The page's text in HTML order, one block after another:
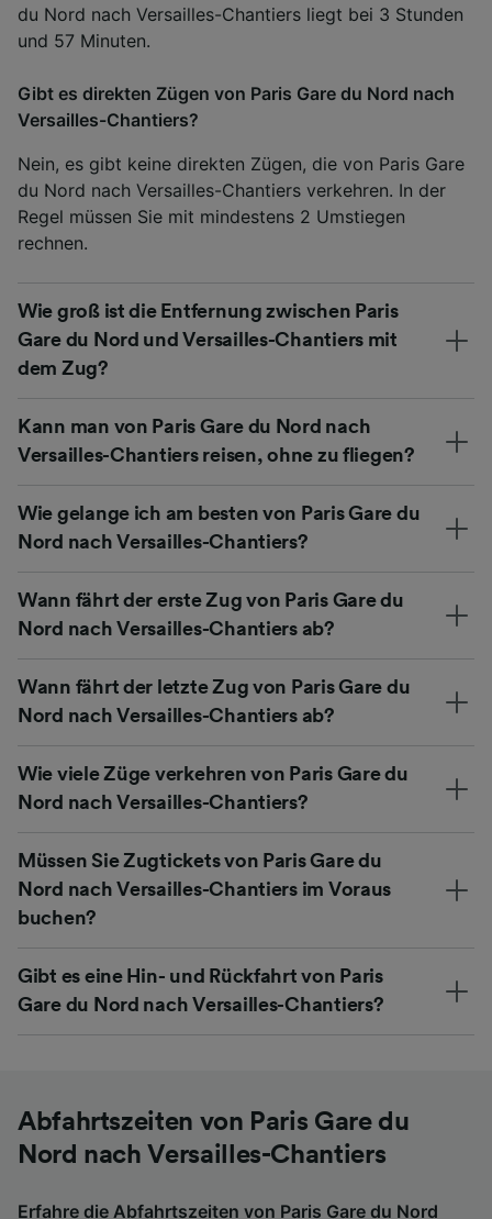
du Nord nach Versailles-Chantiers liegt bei 3 Stunden
und 57 Minuten.
Gibt es direkten Zügen von Paris Gare du Nord nach
Versailles-Chantiers?
Nein, es gibt keine direkten Zügen, die von Paris Gare
du Nord nach Versailles-Chantiers verkehren. In der
Regel müssen Sie mit mindestens 2 Umstiegen
rechnen.
Wie groß ist die Entfernung zwischen Paris
Gare du Nord und Versailles-Chantiers mit
dem Zug?
Kann man von Paris Gare du Nord nach
Versailles-Chantiers reisen, ohne zu fliegen?
Wie gelange ich am besten von Paris Gare du
Nord nach Versailles-Chantiers?
Wann fährt der erste Zug von Paris Gare du
Nord nach Versailles-Chantiers ab?
Wann fährt der letzte Zug von Paris Gare du
Nord nach Versailles-Chantiers ab?
Wie viele Züge verkehren von Paris Gare du
Nord nach Versailles-Chantiers?
Müssen Sie Zugtickets von Paris Gare du
Nord nach Versailles-Chantiers im Voraus
buchen?
Gibt es eine Hin- und Rückfahrt von Paris
Gare du Nord nach Versailles-Chantiers?
Abfahrtszeiten von Paris Gare du
Nord nach Versailles-Chantiers
Erfahre die Abfahrtszeiten von Paris Gare du Nord